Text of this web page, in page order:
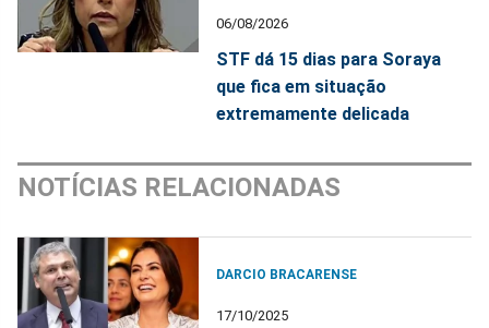
06/08/2026
STF dá 15 dias para Soraya
que fica em situação
extremamente delicada
NOTÍCIAS RELACIONADAS
DARCIO BRACARENSE
17/10/2025